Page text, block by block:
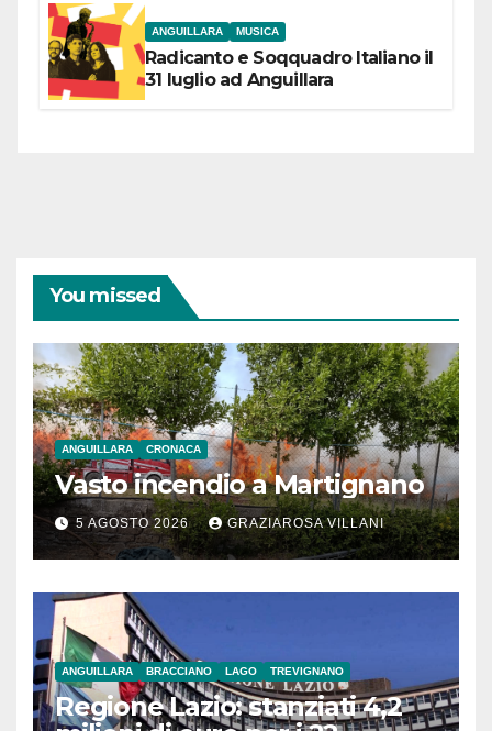
ANGUILLARA MUSICA
Radicanto e Soqquadro Italiano il
31 luglio ad Anguillara
You missed
ANGUILLARA CRONACA
Vasto incendio a Martignano
5 AGOSTO 2026 GRAZIAROSA VILLANI
ANGUILLARA BRACCIANO LAGO TREVIGNANO
Regione Lazio: stanziati 4,2